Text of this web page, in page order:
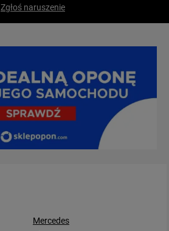
Zgłoś naruszenie
Mercedes